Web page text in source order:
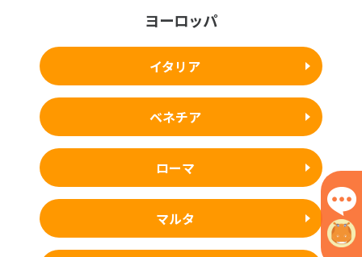
ヨーロッパ
イタリア
ベネチア
ローマ
マルタ